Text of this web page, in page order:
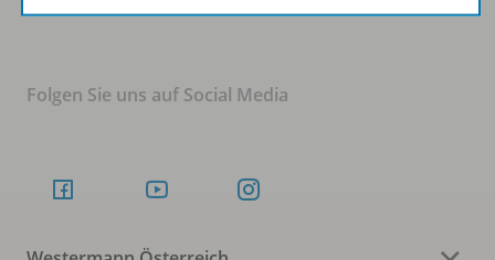
Folgen Sie uns auf Social Media